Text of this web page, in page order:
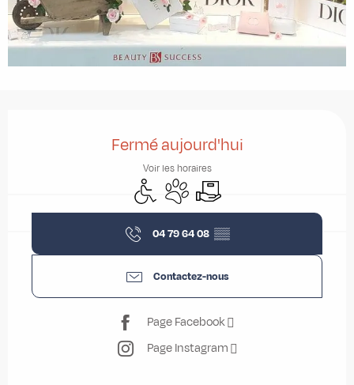
Fermé aujourd'hui
Voir les horaires
Accès handicapés
Animaux acceptés
Livraison
04 79 64 08 ▒▒
Contactez-nous
Page Facebook
Page Instagram